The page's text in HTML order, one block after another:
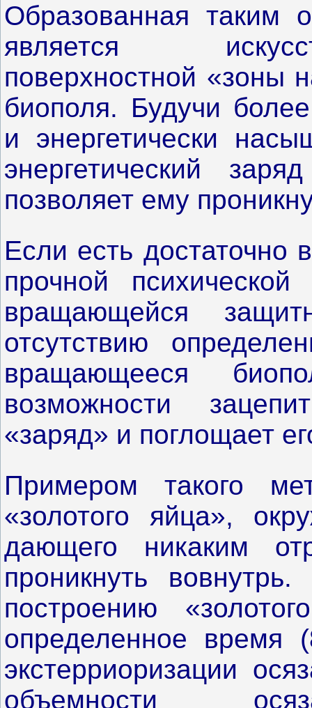
Образованная таким
является
поверхностной «зоны
биополя. Будучи
и энергетически
энергетический
позволяет ему
Если есть достаточно
прочной
вращающейся
отсутствию
вращающееся
возможности
«заряд» и поглощает
Примером такого
«золотого яйца»,
дающего никаким
проникнуть
построению
определенное время
экстерриоризации
объемности